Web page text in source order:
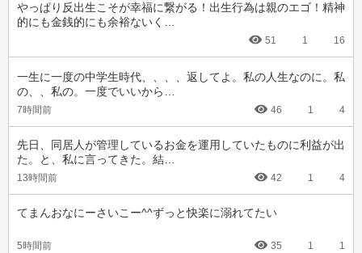
やっぱり反出生こそが幸福に繋がる！出生行為は親のエゴ！精神
的にも金銭的にも余裕ないく…
51 1 16
一生に一度の中学生時代、、、、返してよ。私の人生なのに。私
の、、私の。一度でいいから…
7時間前 46 1 4
先日、同居人が管理しているお金を運用していたものに利益が出
た。と、私に言ってきた。結…
13時間前 42 1 4
てまんおなにーさいこー^^ずっと快楽に溺れてたい
5時間前 35 1 1